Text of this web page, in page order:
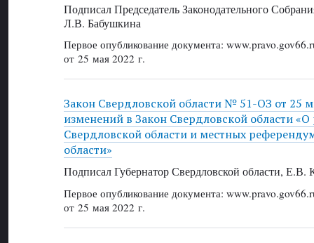
Подписал Председатель Законодательного
Л.В. Бабушкина
Первое опубликование документа:
от 25 мая 2022 г.
Закон Свердловской области № 51-ОЗ от 25
изменений в Закон Свердловской области
Свердловской области и местных
области»
Подписал Губернатор Свердловской области, Е.В.
Первое опубликование документа:
от 25 мая 2022 г.